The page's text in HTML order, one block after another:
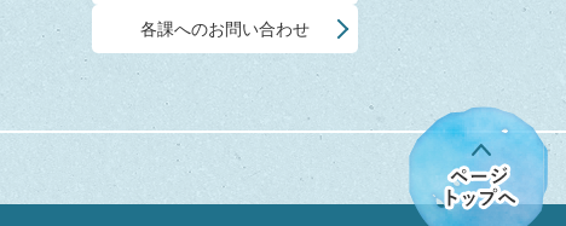
各課へのお問い合わせ